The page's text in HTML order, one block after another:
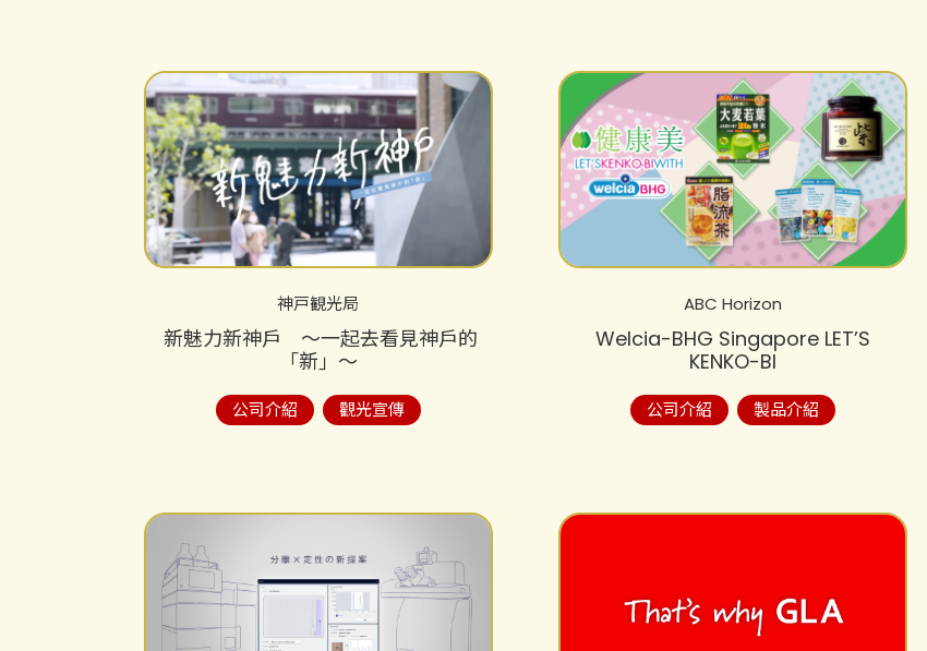
神戸観光局
新魅力新神戶 ～一起去看見神戶的
「新」～
公司介紹 觀光宣傳
ABC Horizon
Welcia-BHG Singapore LET’S
KENKO-BI
公司介紹 製品介紹